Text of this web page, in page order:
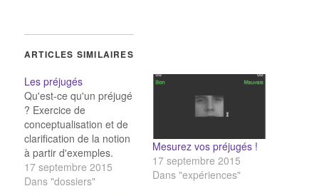
ARTICLES SIMILAIRES
Les préjugés
Qu'est-ce qu'un préjugé
? Exercice de
conceptualisation et de
clarification de la notion
à partir d'exemples.
Mesurez vos préjugés !
L'Université de Harvard
17 septembre 2015
Dans "dossiers"
Mesurez vos préjugés !
17 septembre 2015
Dans "expériences"